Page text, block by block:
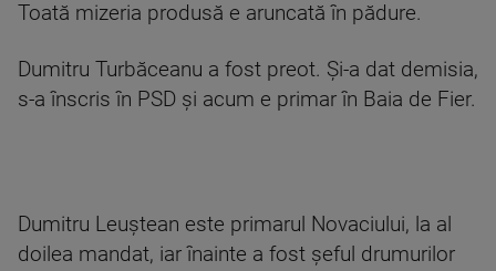
Toată mizeria produsă e aruncată în pădure.
Dumitru Turbăceanu a fost preot. Şi-a dat demisia,
s-a înscris în PSD şi acum e primar în Baia de Fier.
Dumitru Leuştean este primarul Novaciului, la al
doilea mandat, iar înainte a fost şeful drumurilor